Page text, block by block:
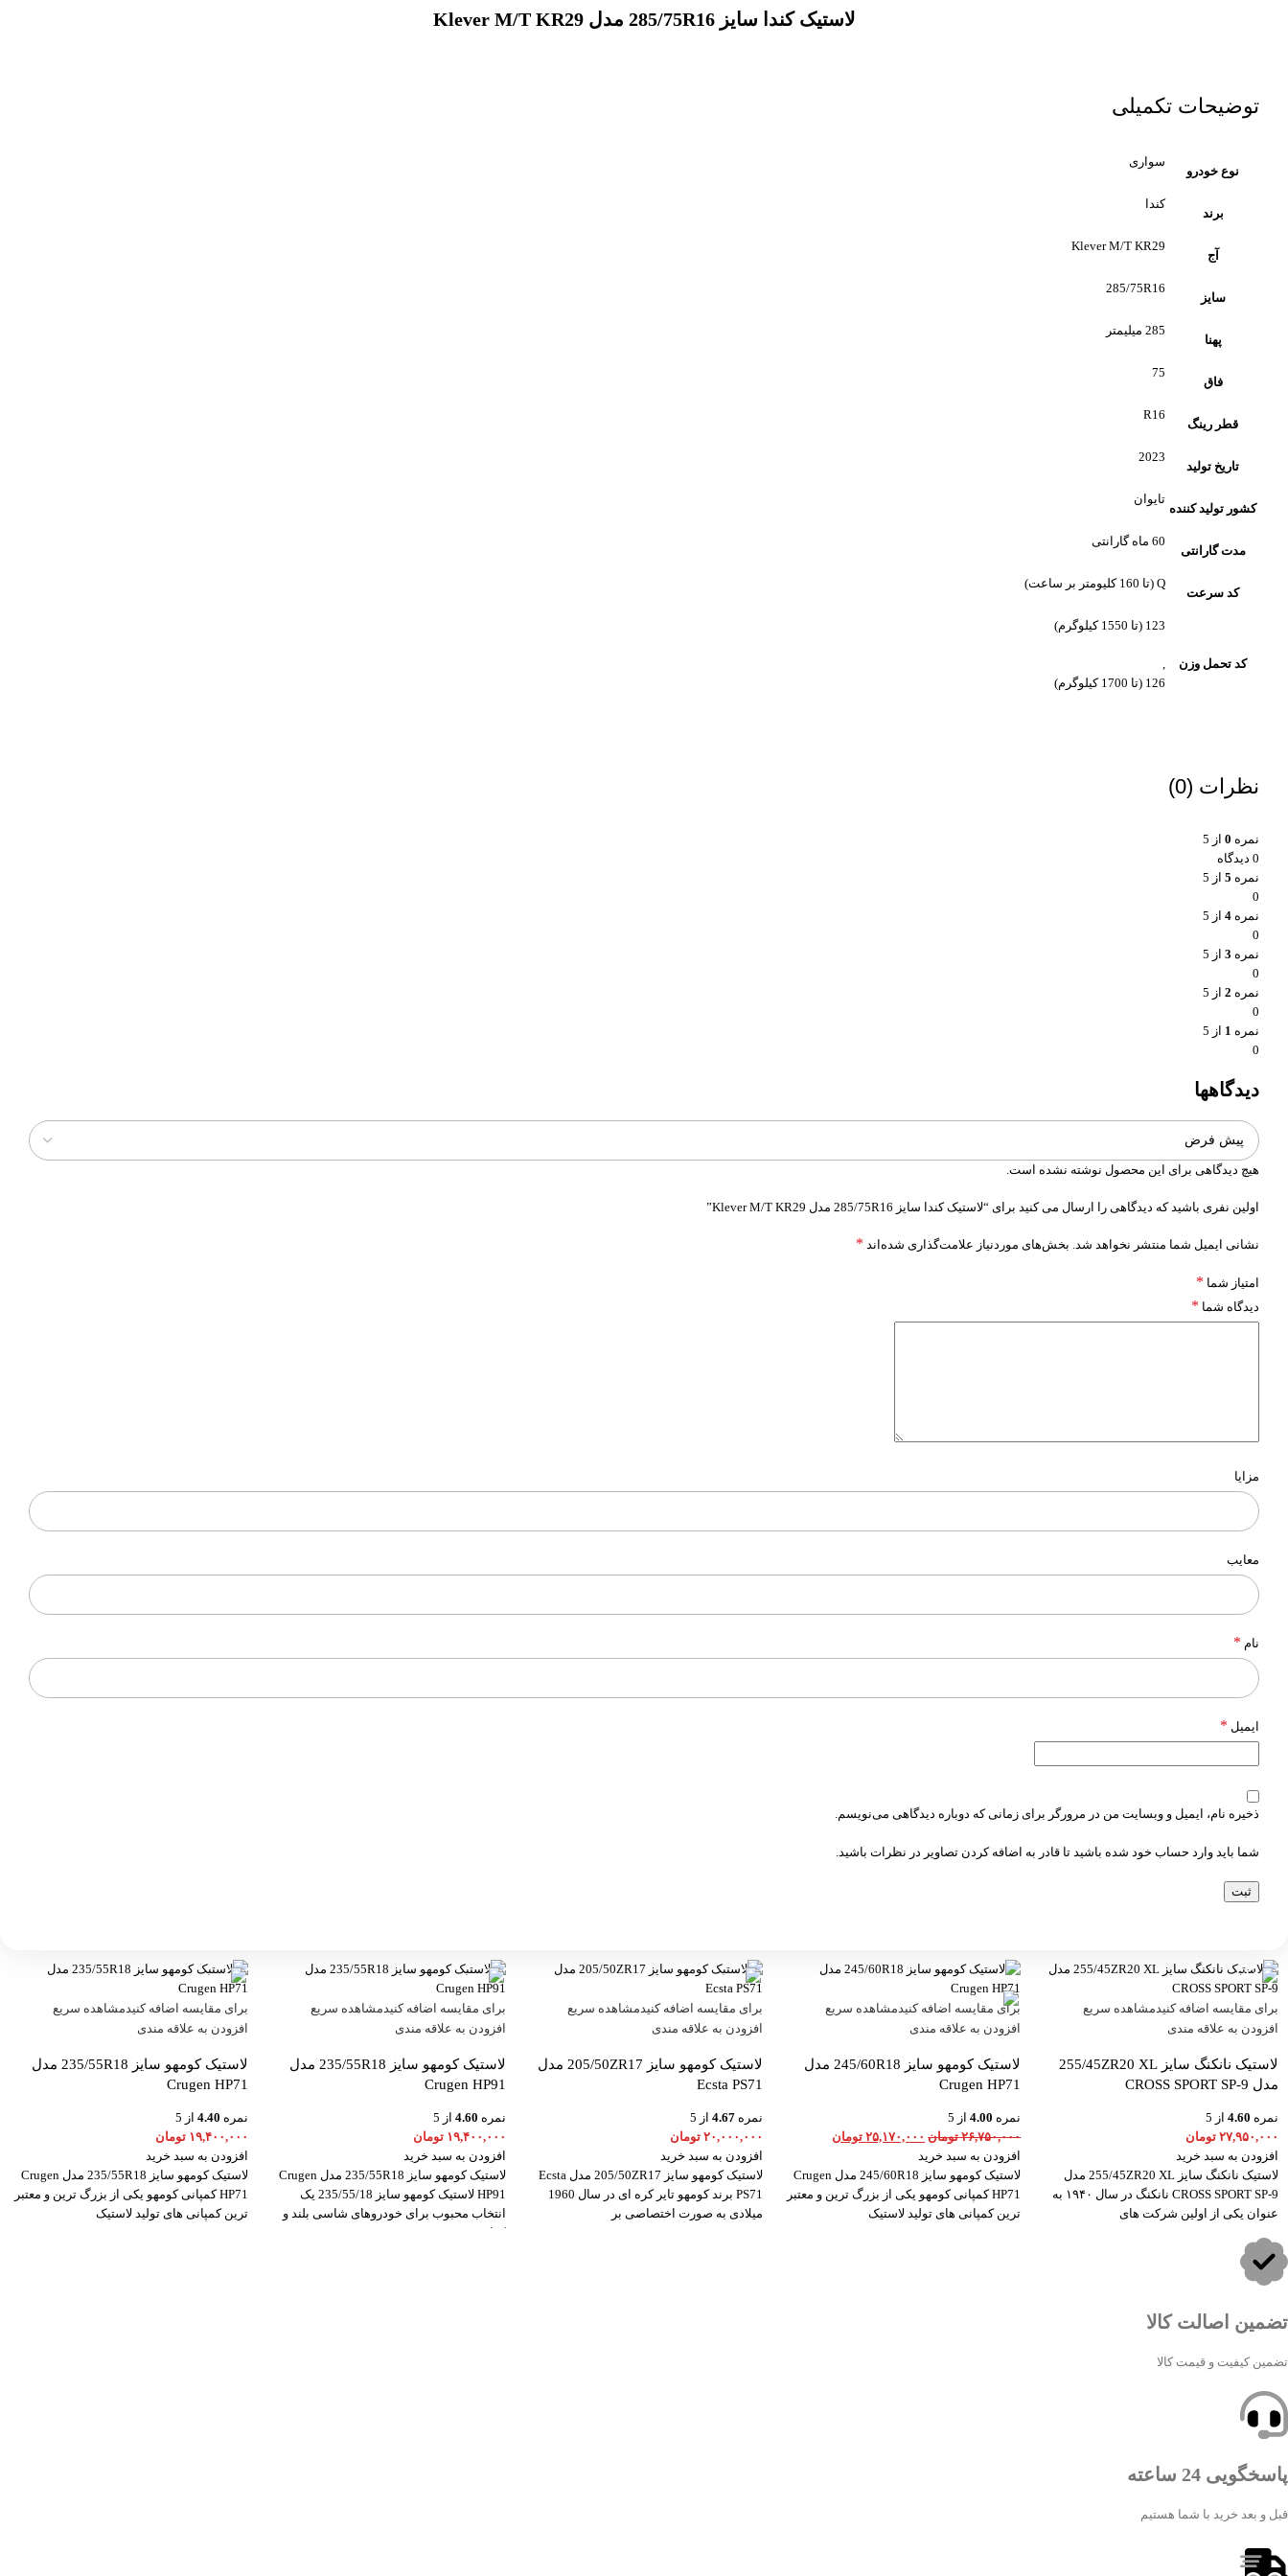
لاستیک کندا سایز 285/75R16 مدل Klever M/T KR29
توضیحات تکمیلی
نوع خودرو
سواری
برند
کندا
آج
Klever M/T KR29
سایز
285/75R16
پهنا
285 میلیمتر
فاق
75
قطر رینگ
R16
تاریخ تولید
2023
کشور تولید کننده
تایوان
مدت گارانتی
60 ماه گارانتی
کد سرعت
Q (تا 160 کلیومتر بر ساعت)
کد تحمل وزن
123 (تا 1550 کیلوگرم)
,
126 (تا 1700 کیلوگرم)
نظرات (0)
نمره 0 از 5
0 دیدگاه
نمره 5 از 5
0
نمره 4 از 5
0
نمره 3 از 5
0
نمره 2 از 5
0
نمره 1 از 5
0
دیدگاهها
هیچ دیدگاهی برای این محصول نوشته نشده است.
اولین نفری باشید که دیدگاهی را ارسال می کنید برای “لاستیک کندا سایز 285/75R16 مدل Klever M/T KR29”
نشانی ایمیل شما منتشر نخواهد شد. بخش‌های موردنیاز علامت‌گذاری شده‌اند *
امتیاز شما *
دیدگاه شما *
مزایا
معایب
نام *
ایمیل *
ذخیره نام، ایمیل و وبسایت من در مرورگر برای زمانی که دوباره دیدگاهی می‌نویسم.
شما باید وارد حساب خود شده باشید تا قادر به اضافه کردن تصاویر در نظرات باشید.
برای مقایسه اضافه کنیدمشاهده سریع
افزودن به علاقه مندی
لاستیک نانکنگ سایز 255/45ZR20 XL
مدل CROSS SPORT SP-9
نمره 4.60 از 5
۲۷,۹۵۰,۰۰۰ تومان
افزودن به سبد خرید
لاستیک نانکنگ سایز 255/45ZR20 XL مدل
CROSS SPORT SP-9 نانکنگ در سال ۱۹۴۰ به
عنوان یکی از اولین شرکت های
-6%
برای مقایسه اضافه کنیدمشاهده سریع
افزودن به علاقه مندی
لاستیک کومهو سایز 245/60R18 مدل
Crugen HP71
نمره 4.00از 5
۲۶,۷۵۰,۰۰۰ تومان ۲۵,۱۷۰,۰۰۰ تومان
افزودن به سبد خرید
لاستیک کومهو سایز 245/60R18 مدل Crugen
HP71 کمپانی کومهو یکی از بزرگ ترین و معتبر
ترین کمپانی های تولید لاستیک
برای مقایسه اضافه کنیدمشاهده سریع
افزودن به علاقه مندی
لاستیک کومهو سایز 205/50ZR17 مدل
Ecsta PS71
نمره 4.67از 5
۲۰,۰۰۰,۰۰۰ تومان
افزودن به سبد خرید
لاستیک کومهو سایز 205/50ZR17 مدل Ecsta
PS71 برند کومهو تایر کره ای در سال 1960
میلادی به صورت اختصاصی بر
برای مقایسه اضافه کنیدمشاهده سریع
افزودن به علاقه مندی
لاستیک کومهو سایز 235/55R18 مدل
Crugen HP91
نمره 4.60 از 5
۱۹,۴۰۰,۰۰۰ تومان
افزودن به سبد خرید
لاستیک کومهو سایز 235/55R18 مدل Crugen
HP91 لاستیک کومهو سایز 235/55/18 یک
انتخاب محبوب برای خودروهای شاسی بلند و
کراس
برای مقایسه اضافه کنیدمشاهده سریع
افزودن به علاقه مندی
لاستیک کومهو سایز 235/55R18 مدل
Crugen HP71
نمره 4.40 از 5
۱۹,۴۰۰,۰۰۰ تومان
افزودن به سبد خرید
لاستیک کومهو سایز 235/55R18 مدل Crugen
HP71 کمپانی کومهو یکی از بزرگ ترین و معتبر
ترین کمپانی های تولید لاستیک
تضمین اصالت کالا
تضمین کیفیت و قیمت کالا
پاسخگویی 24 ساعته
قبل و بعد خرید با شما هستیم
واتساپ